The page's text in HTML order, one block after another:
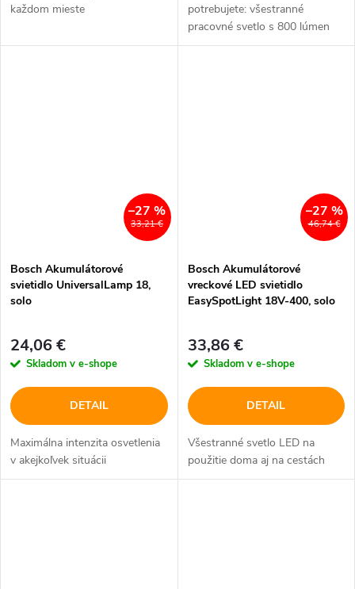
každom mieste
potrebujete: všestranné
pracovné svetlo s 800 lúmen
33,21 €
–27 %
Bosch Akumulátorové
svietidlo UniversalLamp 18,
solo
24,06 €
Skladom v e-shope
DETAIL
Maximálna intenzita osvetlenia
v akejkoľvek situácii
46,74 €
–27 %
Bosch Akumulátorové
vreckové LED svietidlo
EasySpotLight 18V-400, solo
33,86 €
Skladom v e-shope
DETAIL
Všestranné svetlo LED na
použitie doma aj na cestách